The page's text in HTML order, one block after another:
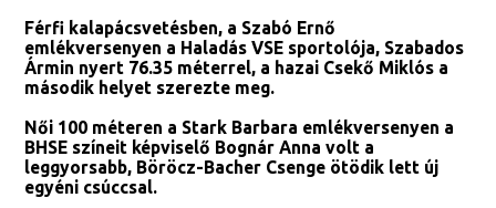
Férfi kalapácsvetésben, a Szabó Ernő
emlékversenyen a Haladás VSE sportolója, Szabados
Ármin nyert 76.35 méterrel, a hazai Csekő Miklós a
második helyet szerezte meg.
Női 100 méteren a Stark Barbara emlékversenyen a
BHSE színeit képviselő Bognár Anna volt a
leggyorsabb, Böröcz-Bacher Csenge ötödik lett új
egyéni csúccsal.